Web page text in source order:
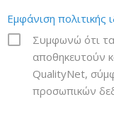
Εμφάνιση πολιτικής
Συμφωνώ ότι
αποθηκευτούν
QualityNet,
προσωπικών